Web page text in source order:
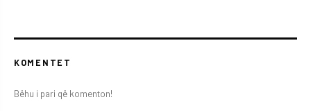
KOMENTET
Bëhu i pari që komenton!